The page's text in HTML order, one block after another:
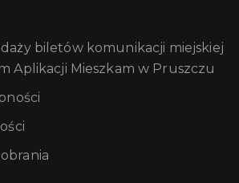
biletów komunikacji miejskiej
Aplikacji Mieszkam w Pruszczu